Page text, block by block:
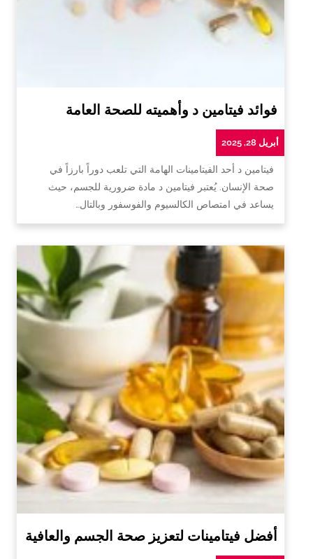
فوائد فيتامين د وأهميته للصحة العامة
أبريل 28, 2025
فيتامين د أحد الفيتامينات الهامة التي تلعب دوراً بارزاً في
صحة الإنسان. يُعتبر فيتامين د مادة ضرورية للجسم، حيث
يساعد في امتصاص الكالسيوم والفوسفور وبالتال…
أفضل فيتامينات لتعزيز صحة الجسم والعافية